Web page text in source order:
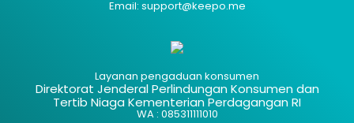
Email: support@keepo.me
Layanan pengaduan konsumen
Direktorat Jenderal Perlindungan Konsumen dan
Tertib Niaga Kementerian Perdagangan RI
WA : 085311111010